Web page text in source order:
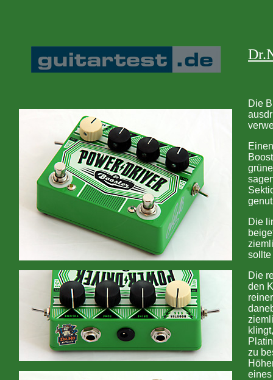
Die
Die
sollte
Die
den
zu